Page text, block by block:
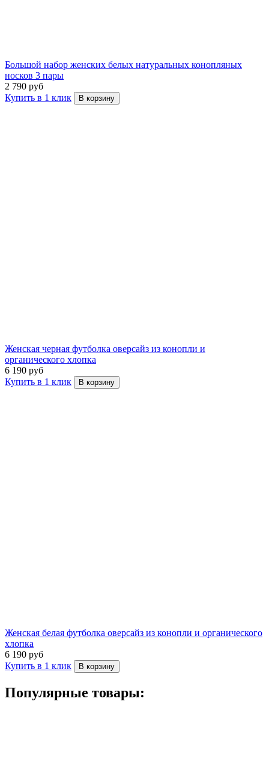
Большой набор женских белых натуральных конопляных
носков 3 пары
2 790 руб
Купить в 1 клик
В корзину
Женская черная футболка оверсайз из конопли и
органического хлопка
6 190 руб
Купить в 1 клик
В корзину
Женская белая футболка оверсайз из конопли и органического
хлопка
6 190 руб
Купить в 1 клик
В корзину
Популярные товары: